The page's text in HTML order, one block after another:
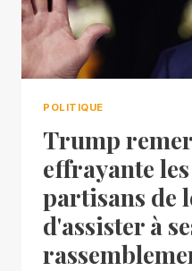
POLITIQUE
Trump
effrayante
partisans de
d'assister à